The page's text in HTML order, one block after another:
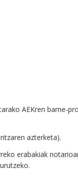
AEKren barne-
azterketa).
erabakiak